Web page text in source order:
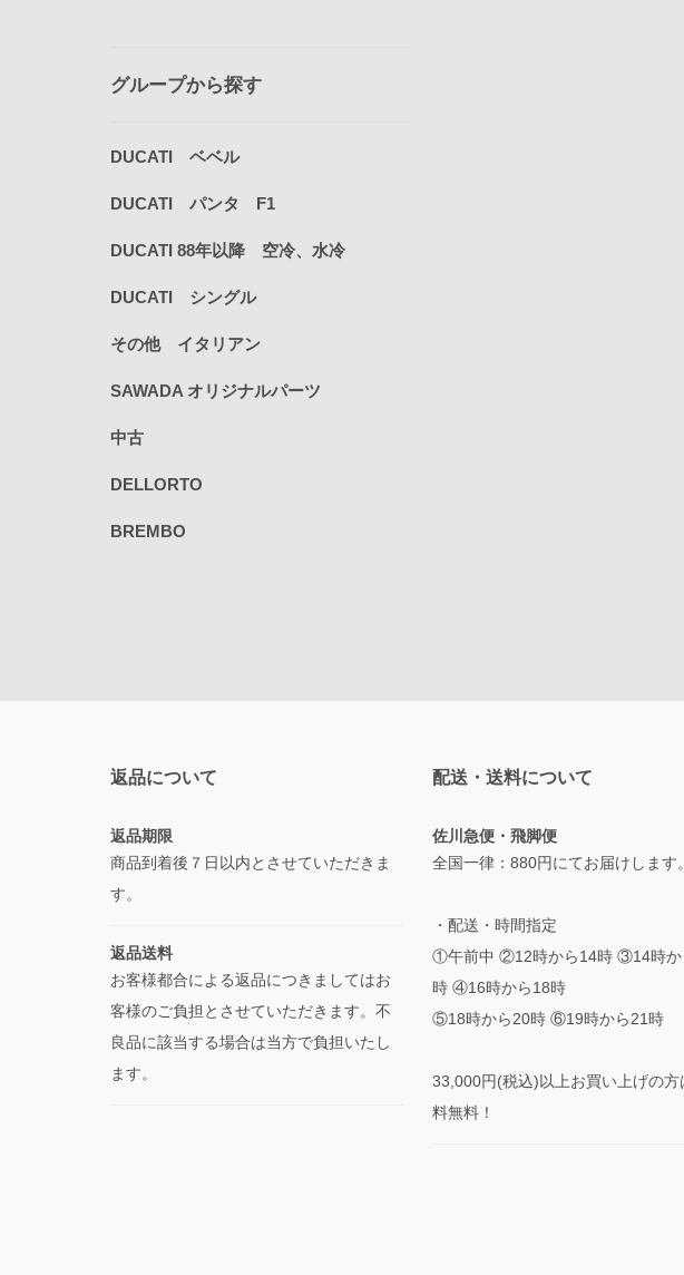
グループから探す
DUCATI ベベル
DUCATI パンタ F1
DUCATI 88年以降 空冷、水冷
DUCATI シングル
その他 イタリアン
SAWADA オリジナルパーツ
中古
DELLORTO
BREMBO
返品について
返品期限
商品到着後７日以内とさせていただきま
す。
返品送料
お客様都合による返品につきましてはお
客様のご負担とさせていただきます。不
良品に該当する場合は当方で負担いたし
ます。
配送・送料について
佐川急便・飛脚便
全国一律：880円にてお届けします。
・配送・時間指定
①午前中 ②12時から14時 ③14時か
時 ④16時から18時
⑤18時から20時 ⑥19時から21時
33,000円(税込)以上お買い上げの方
料無料！